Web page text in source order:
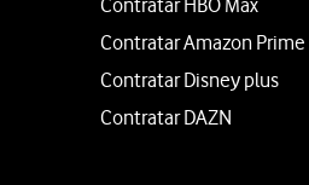
Contratar HBO Max
Contratar Amazon Prime
Contratar Disney plus
Contratar DAZN